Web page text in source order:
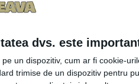
dvs. este
un dispozitiv, cum ar fi cookie-
trimise de un dispozitiv pentru
la Broșteni:
Broșteni